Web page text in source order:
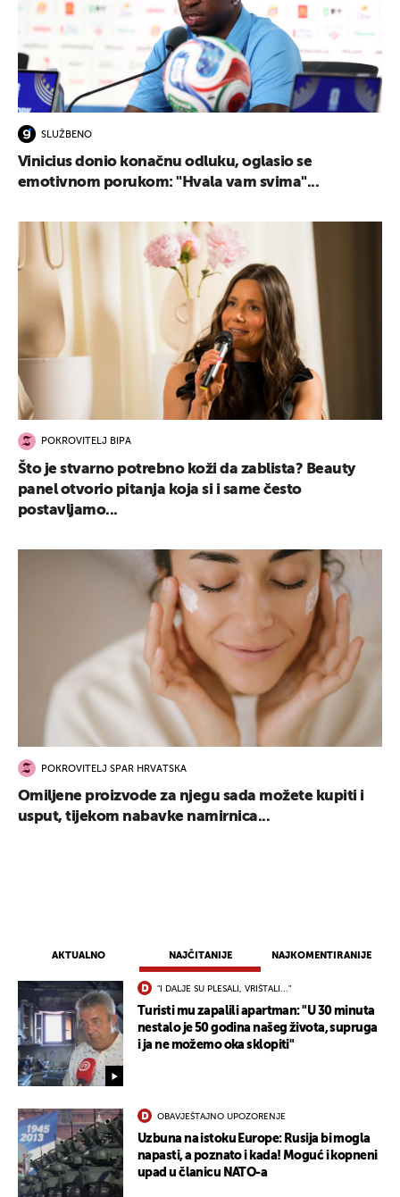
AKTUALNO NAJČITANIJE NAJKOMENTIRANIJE
"I DALJE SU PLESALI, VRIŠTALI..."
Turisti mu zapalili apartman: "U 30 minuta
nestalo je 50 godina našeg života, supruga
i ja ne možemo oka sklopiti"
OBAVJEŠTAJNO UPOZORENJE
Uzbuna na istoku Europe: Rusija bi mogla
napasti, a poznato i kada! Moguć i kopneni
upad u članicu NATO-a
SLUŽBENO
Vinicius donio konačnu odluku, oglasio se
emotivnom porukom: "Hvala vam svima"...
POKROVITELJ BIPA
Što je stvarno potrebno koži da zablista? Beauty
panel otvorio pitanja koja si i same često
postavljamo...
POKROVITELJ SPAR HRVATSKA
Omiljene proizvode za njegu sada možete kupiti i
usput, tijekom nabavke namirnica...